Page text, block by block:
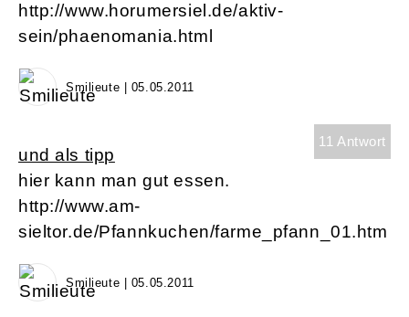
http://www.horumersiel.de/aktiv-
sein/phaenomania.html
Smilieute | 05.05.2011
11 Antwort
und als tipp
hier kann man gut essen.
http://www.am-
sieltor.de/Pfannkuchen/farme_pfann_01.htm
Smilieute | 05.05.2011